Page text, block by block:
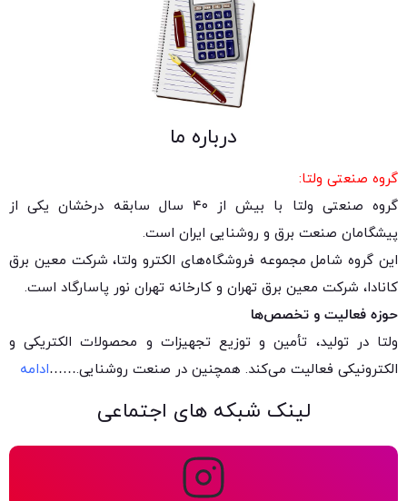
درباره ما
گروه صنعتی ولتا:
گروه صنعتی ولتا با بیش از ۴۰ سال سابقه درخشان یکی از
پیشگامان صنعت برق و روشنایی ایران است.
این گروه شامل مجموعه فروشگاه‌های الکترو ولتا، شرکت معین برق
کانادا، شرکت معین برق تهران و کارخانه تهران نور پاسارگاد است.
حوزه فعالیت و تخصص‌ها
ولتا در تولید، تأمین و توزیع تجهیزات و محصولات الکتریکی و
الکترونیکی فعالیت می‌کند. همچنین در صنعت روشنایی.……ادامه
لینک شبکه های اجتماعی